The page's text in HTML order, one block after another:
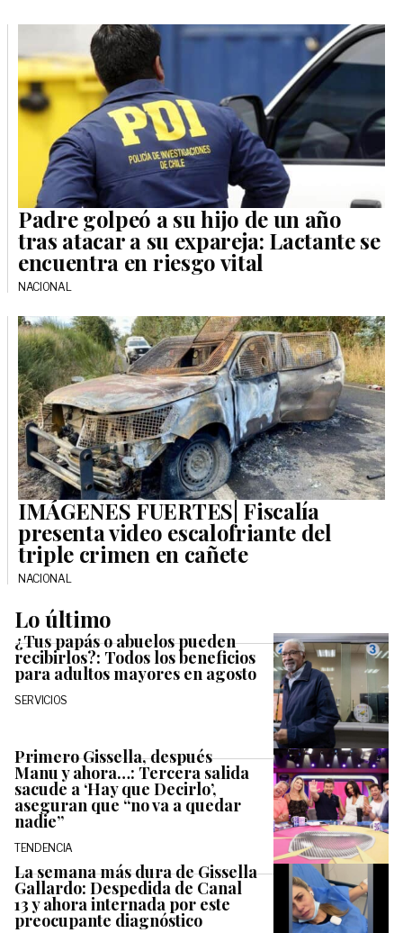
Padre golpeó a su hijo de un año
tras atacar a su expareja: Lactante se
encuentra en riesgo vital
NACIONAL
IMÁGENES FUERTES| Fiscalía
presenta video escalofriante del
triple crimen en cañete
NACIONAL
Lo último
¿Tus papás o abuelos pueden
recibirlos?: Todos los beneficios
para adultos mayores en agosto
SERVICIOS
Primero Gissella, después
Manu y ahora…: Tercera salida
sacude a ‘Hay que Decirlo’,
aseguran que “no va a quedar
nadie”
TENDENCIA
La semana más dura de Gissella
Gallardo: Despedida de Canal
13 y ahora internada por este
preocupante diagnóstico